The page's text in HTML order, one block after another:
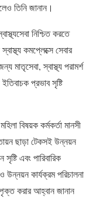
তিনি জানান।
নিশ্চিত করতে
কমপ্লেক্সে সেবার
মাতৃসেবা, স্বাস্থ্য পরামর্শ
প্রভাব সৃষ্টি
বিষয়ক কর্মকর্তা মানসী
ছাড়া টেকসই উন্নয়ন
এবং পারিবারিক
উন্নয়ন কার্যক্রম পরিচালনা
করার আহ্বান জানান